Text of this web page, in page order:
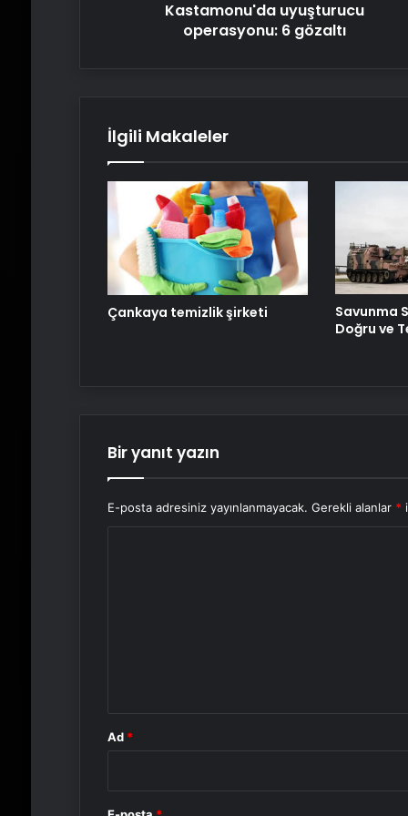
Kastamonu'da uyuşturucu
operasyonu: 6 gözaltı
İlgili Makaleler
Çankaya temizlik şirketi
Savunma
Doğru ve
Bir yanıt yazın
E-posta adresiniz yayınlanmayacak. Gerekli alanlar *
Ad *